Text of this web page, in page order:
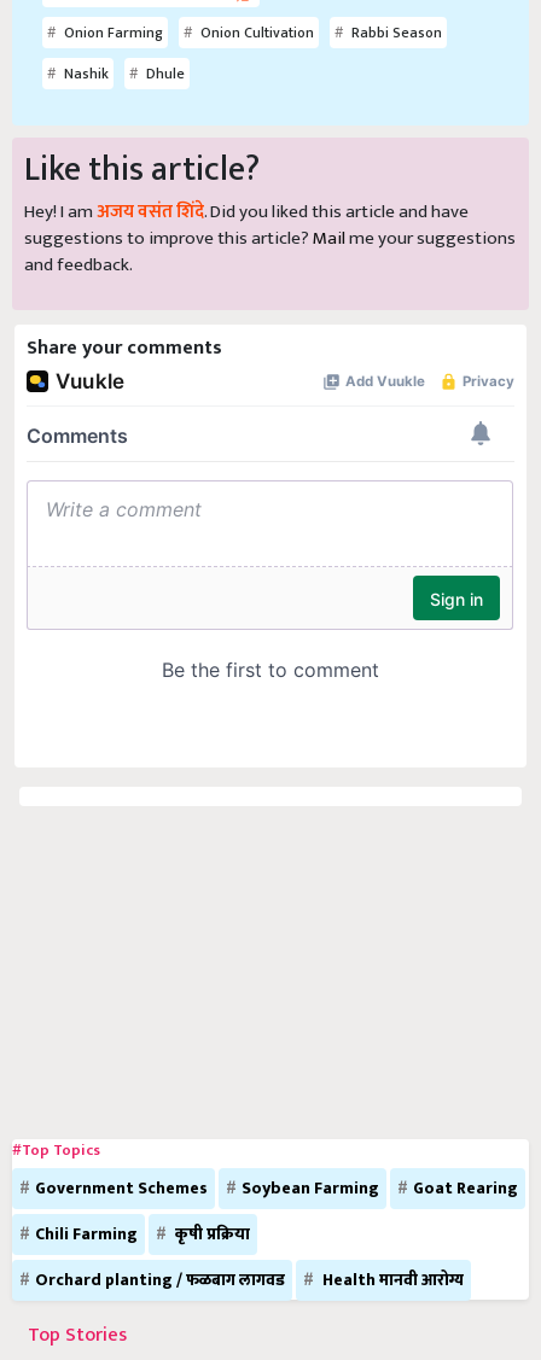
Onion Farming
Onion Cultivation
Rabbi Season
Nashik
Dhule
Like this article?
Hey! I amअजय वसंत शिंदे. Did you liked this article and have
suggestions to improve this article?Mailme your suggestions
and feedback.
Share your comments
#Top Topics
Government Schemes Soybean Farming
Goat Rearing
Chili Farming
कृषी प्रक्रिया
Orchard planting / फळबाग लागवड
Health मानवी आरोग्य
Top Stories